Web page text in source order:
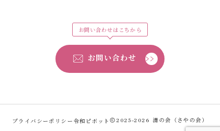
お問い合わせはこちから
お問い合わせ
プライバシーポリシー令和ピボット 2025–2026 清の会（さやの会）